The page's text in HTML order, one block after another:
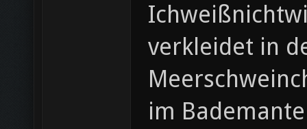
verkleidet in
im